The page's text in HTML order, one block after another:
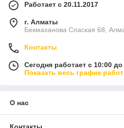
Работает с 20.11.2017
г. Алматы
Бекмаханова Спаская 68,
Контакты
Сегодня работает с 10:00
Показать весь график
О нас